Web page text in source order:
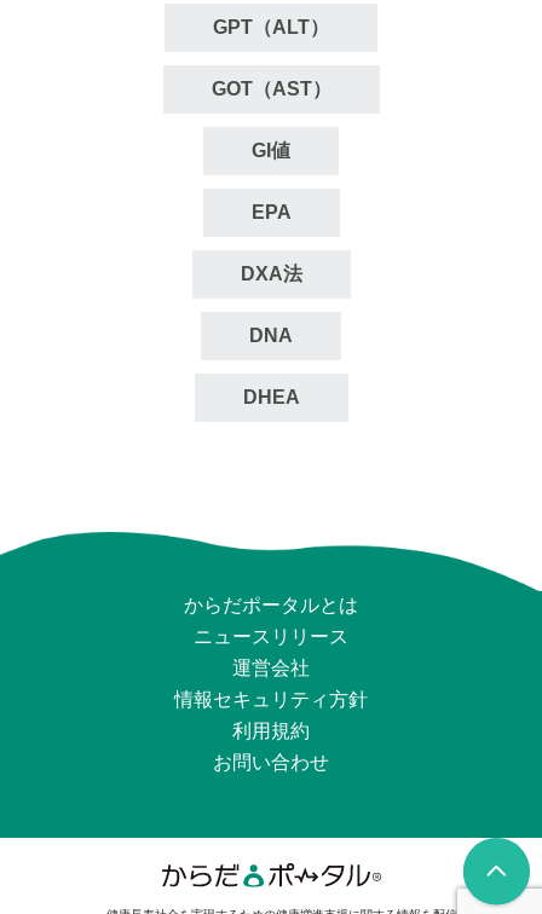
GPT（ALT）
GOT（AST）
GI値
EPA
DXA法
DNA
DHEA
からだポータルとは
ニュースリリース
運営会社
情報セキュリティ⽅針
利用規約
お問い合わせ